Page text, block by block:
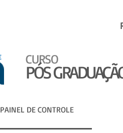
CURSO
PÓS
PAINEL DE CONTROLE